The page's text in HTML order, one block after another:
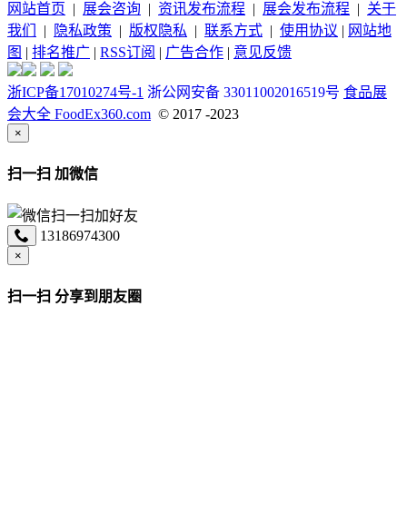
网站首页 | 展会咨询 | 资讯发布流程 | 展会发布流程 | 关于
我们
| 隐私政策 | 版权隐私 | 联系方式 | 使用协议 | 网站地
图 | 排名推广 | RSS订阅 | 广告合作 | 意见反馈
浙ICP备17010274号-1 浙公网安备 33011002016519号 食品展
会大全 FoodEx360.com © 2017 -2023
×
扫一扫 加微信
13186974300
×
扫一扫 分享到朋友圈